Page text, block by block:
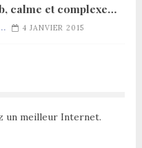
calme et complexe…
4 JANVIER 2015